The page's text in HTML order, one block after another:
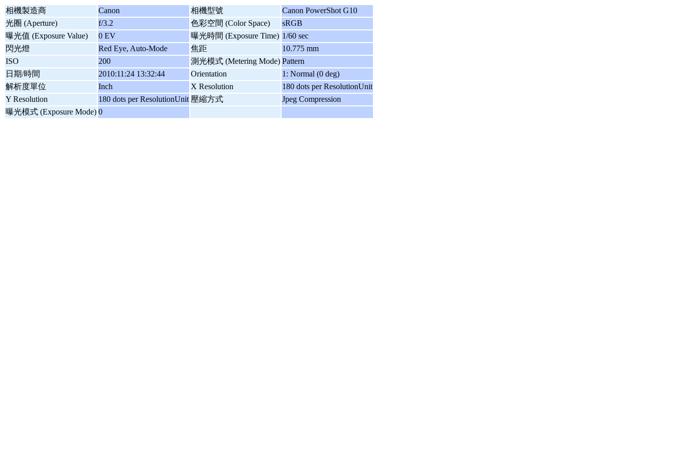
相機製造商 Canon 相機型號
Canon PowerShot G10
光圈 (Aperture)
f/3.2 色彩空間 (Color Space)
sRGB
曝光值 (Exposure Value)
0 EV 曝光時間 (Exposure Time) 1/60 sec
閃光燈
Red Eye, Auto-Mode 焦距
10.775 mm
ISO
200 測光模式 (Metering Mode) Pattern
日期/時間
2010:11:24 13:32:44 Orientation
1: Normal (0 deg)
解析度單位
Inch X Resolution
180 dots per ResolutionUnit
Y Resolution
180 dots per ResolutionUnit 壓縮方式
Jpeg Compression
曝光模式 (Exposure Mode) 0